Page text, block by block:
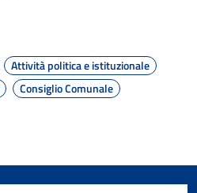
Attività politica e istituzionale
Consiglio Comunale